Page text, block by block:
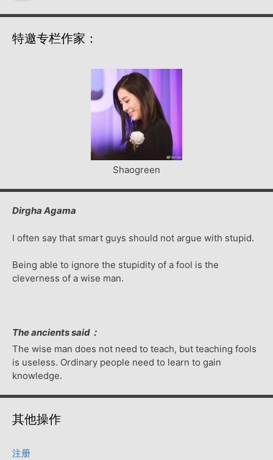
特邀专栏作家：
Shaogreen
Dirgha Agama
I often say that smart guys should not argue with stupid.
Being able to ignore the stupidity of a fool is the
cleverness of a wise man.
The ancients said：
The wise man does not need to teach, but teaching fools
is useless. Ordinary people need to learn to gain
knowledge.
其他操作
注册